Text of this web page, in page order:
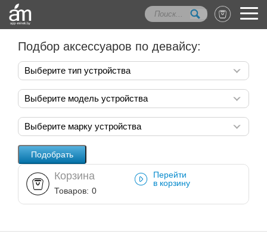
Подбор аксессуаров по девайсу:
Выберите тип устройства
Выберите модель устройства
Выберите марку устройства
Корзина
Товаров: 0
Перейти
в корзину